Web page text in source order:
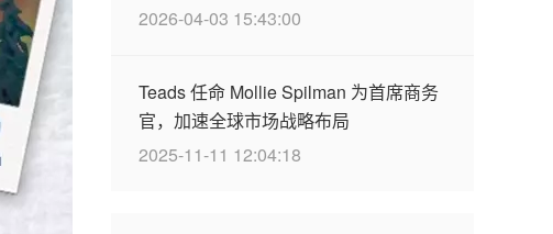
2026-04-03 15:43:00
Teads 任命 Mollie Spilman 为首席商务
官，加速全球市场战略布局
2025-11-11 12:04:18